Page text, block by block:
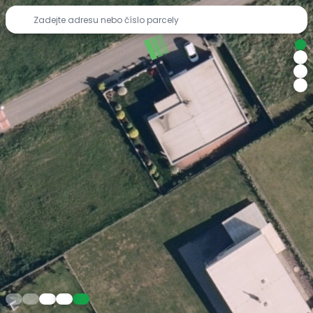
Pozemkov | Katastrální mapa a prověření pozemků v ČR